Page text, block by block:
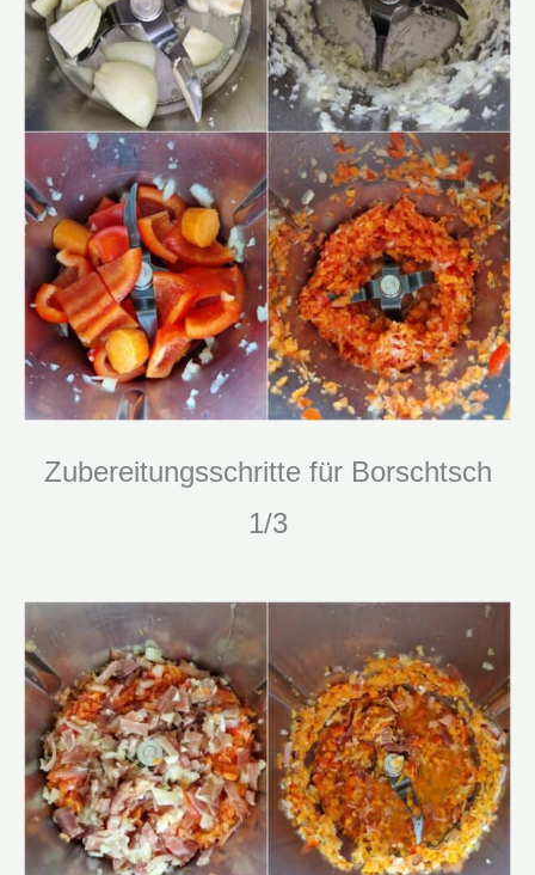
Zubereitungsschritte für Borschtsch
1/3